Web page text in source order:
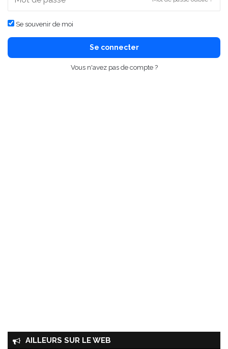
Se souvenir de moi
Se connecter
Vous n'avez pas de compte ?
AILLEURS SUR LE WEB